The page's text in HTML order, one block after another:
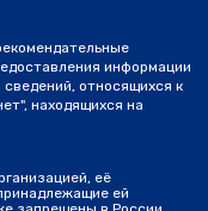
информации
относящихся к
находящихся на
её
ей